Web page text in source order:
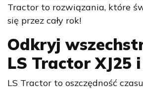
Tractor to rozwiązania, które
się przez cały rok!
Odkryj
LS Tractor XJ25
LS Tractor to oszczędność